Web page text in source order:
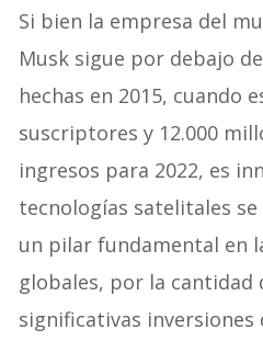
Si bien la empresa del
Musk sigue por debajo
hechas en 2015, cuando
suscriptores y 12.000
ingresos para 2022, es
tecnologías satelitales
un pilar fundamental en
globales, por la cantidad
significativas inversiones